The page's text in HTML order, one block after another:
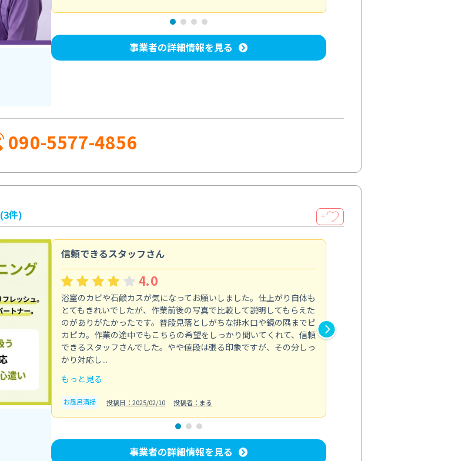
事業者の詳細情報を見る
090-5577-4856
(3件) ＋
信頼できるスタッフさん
4.0
浴室のカビや石鹸カスが気になってお願いしました。仕上がり自体も
とてもきれいでしたが、作業前後の写真で比較して説明してもらえた
のがありがたかったです。普段見落としがちな排水口や鏡の隅までピ
カピカ。作業の途中でもこちらの希望をしっかり聞いてくれて、信頼
できるスタッフさんでした。やや値段は張る印象ですが、その分しっ
かり対応し...
もっと見る
お風呂清掃 投稿日：2025/02/10 投稿者：まる
事業者の詳細情報を見る